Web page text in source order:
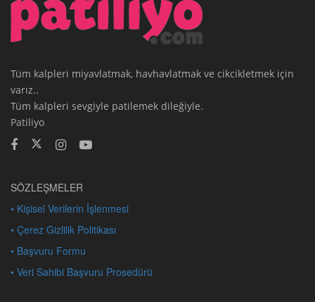
Tüm kalpleri miyavlatmak, havhavlatmak ve cikcikletmek için
varız..
Tüm kalpleri sevgiyle patilemek dileğiyle.
Patiliyo
SÖZLEŞMELER
• Kişisel Verilerin İşlenmesi
• Çerez Gizlilik Politikası
• Başvuru Formu
• Veri Sahibi Başvuru Prosedürü